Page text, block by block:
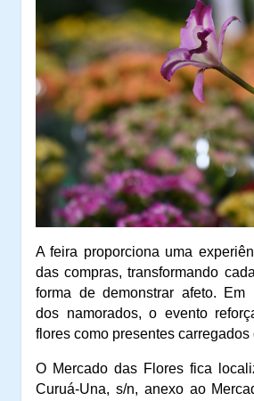
A feira proporciona uma
das compras, transformando
forma de demonstrar afeto. Em
dos namorados, o evento
flores como presentes
O Mercado das Flores fica
Curuá-Una, s/n, anexo ao